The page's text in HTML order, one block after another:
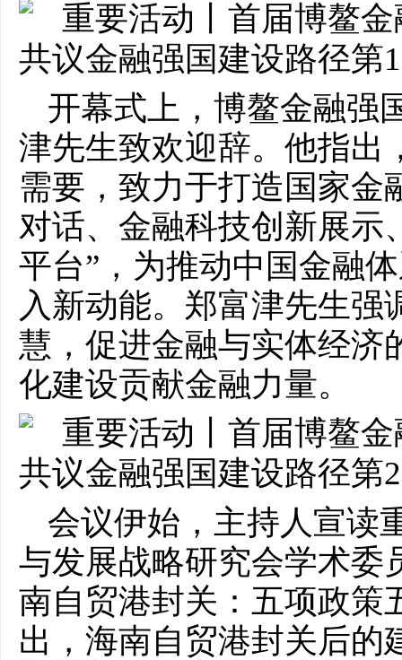
开幕式上，博鳌金融强
津先生致欢迎辞。他指出
需要，致力于打造国家金
对话、金融科技创新展示
平台”，为推动中国金融
入新动能。郑富津先生
慧，促进金融与实体经济
化建设贡献金融力量。
会议伊始，主持人宣读
与发展战略研究会学术委
南自贸港封关：五项政策
出，海南自贸港封关后的